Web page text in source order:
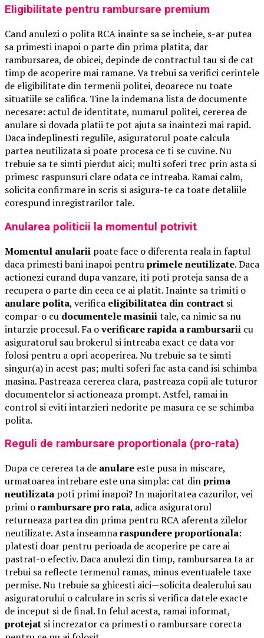
Eligibilitate pentru rambursare premium
Cand anulezi o polita RCA inainte sa se incheie, s-ar putea
sa primesti inapoi o parte din prima platita, dar
rambursarea, de obicei, depinde de contractul tau si de cat
timp de acoperire mai ramane. Va trebui sa verifici cerintele
de eligibilitate din termenii politei, deoarece nu toate
situatiile se califica. Tine la indemana lista de documente
necesare: actul de identitate, numarul politei, cererea de
anulare si dovada platii te pot ajuta sa inaintezi mai rapid.
Daca indeplinesti regulile, asiguratorul poate calcula
partea neutilizata si poate procesa ce ti se cuvine. Nu
trebuie sa te simti pierdut aici; multi soferi trec prin asta si
primesc raspunsuri clare odata ce intreaba. Ramai calm,
solicita confirmare in scris si asigura-te ca toate detaliile
corespund inregistrarilor tale.
Anularea politicii la momentul potrivit
Momentul anularii poate face o diferenta reala in faptul
daca primesti bani inapoi pentruprimele neutilizate. Daca
actionezi curand dupa vanzare, iti poti proteja sansa de a
recupera o parte din ceea ce ai platit. Inainte sa trimiti o
anulare polita, verifica eligibilitatea din contract si
compar-o cu documentele masiniitale, ca nimic sa nu
intarzie procesul. Fa overificare rapida a rambursarii cu
asiguratorul sau brokerul si intreaba exact ce data vor
folosi pentru a opri acoperirea. Nu trebuie sa te simti
singur(a) in acest pas; multi soferi fac asta cand isi schimba
masina. Pastreaza cererea clara, pastreaza copii ale tuturor
documentelor si actioneaza prompt. Astfel, ramai in
control si eviti intarzieri nedorite pe masura ce se schimba
polita.
Reguli de rambursare proportionala (pro-rata)
Dupa ce cererea ta de anulare este pusa in miscare,
urmatoarea intrebare este una simpla: cat dinprima
neutilizata poti primi inapoi? In majoritatea cazurilor, vei
primi orambursare pro rata, adica asiguratorul
returneaza partea din prima pentru RCA aferenta zilelor
neutilizate. Asta inseamnaraspundere proportionala:
platesti doar pentru perioada de acoperire pe care ai
pastrat-o efectiv. Daca anulezi din timp, rambursarea ta ar
trebui sa reflecte termenul ramas, minus eventualele taxe
permise. Nu trebuie sa ghicesti aici—solicita dealerului sau
asiguratorului o calculare in scris si verifica datele exacte
de inceput si de final. In felul acesta, ramai informat,
protejat si increzator ca primesti o rambursare corecta